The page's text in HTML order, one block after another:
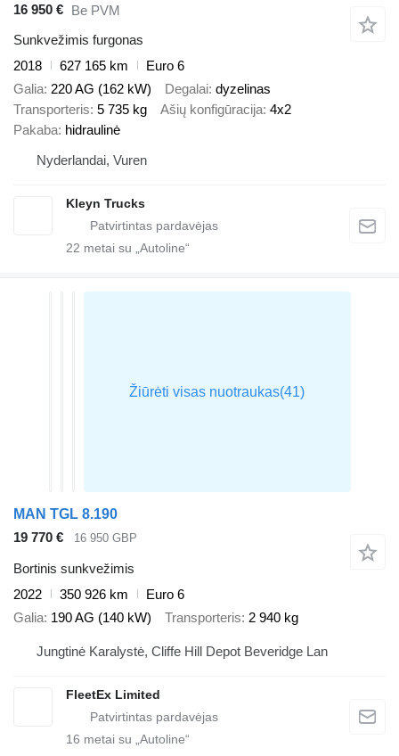
16 950 € Be PVM
Sunkvežimis furgonas
2018
627 165 km
Euro 6
Galia 220 AG (162 kW) Degalai dyzelinas
Transporteris 5 735 kg Ašių konfigūracija 4x2
Pakaba hidraulinė
Nyderlandai, Vuren
Kleyn Trucks
22 metai su „Autoline“
MAN TGL 8.190
19 770 €
16 950 GBP
Bortinis sunkvežimis
2022
350 926 km
Euro 6
Galia 190 AG (140 kW) Transporteris 2 940 kg
Jungtinė Karalystė, Cliffe Hill Depot Beveridge Lan
FleetEx Limited
16 metai su „Autoline“